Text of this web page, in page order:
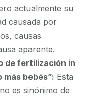
actualmente su
causada por
causas
aparente.
de fertilización in
bebés”: Esta
es sinónimo de